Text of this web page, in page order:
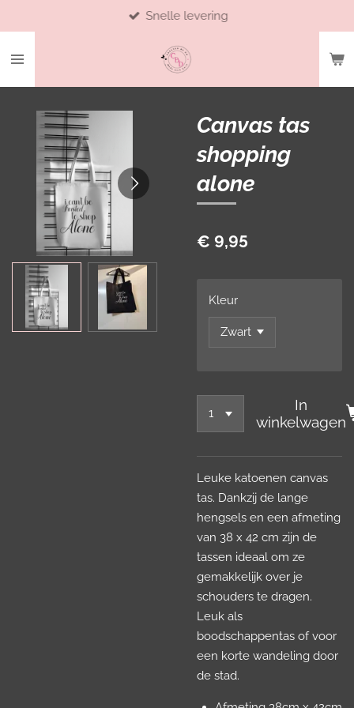
naar
Snelle levering
Canvas tas
shopping
alone
€ 9,95
Kleur
In
winkelwagen
Leuke katoenen canvas
tas. Dankzij de lange
hengsels en een afmeting
van 38 x 42 cm zijn de
tassen ideaal om ze
gemakkelijk over je
schouders te dragen.
Leuk als
boodschappentas of voor
een korte wandeling door
de stad.